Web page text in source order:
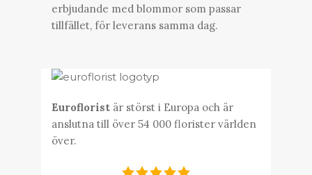
erbjudande med blommor som passar
tillfället, för leverans samma dag.
Euroflorist är störst i Europa och är
anslutna till över 54 000 florister världen
över.